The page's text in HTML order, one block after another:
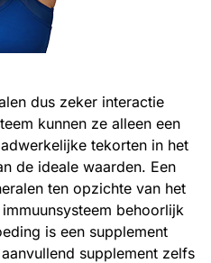
dus zeker interactie
kunnen ze alleen een
tekorten in het
de ideale waarden. Een
ten opzichte van het
behoorlijk
is een supplement
supplement zelfs